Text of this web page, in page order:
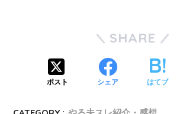
SHARE
ポスト シェア はてブ